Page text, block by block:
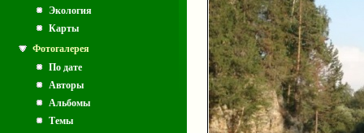
Экология
Карты
Фотогалерея
По дате
Авторы
Альбомы
Темы